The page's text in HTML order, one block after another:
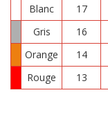
Blanc
17
Gris
16
Orange
14
Rouge
13